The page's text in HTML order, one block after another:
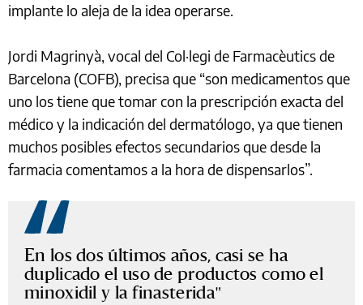
implante lo aleja de la idea operarse.
Jordi Magrinyà, vocal del Col·legi de Farmacèutics de
Barcelona (COFB), precisa que “son medicamentos que
uno los tiene que tomar con la prescripción exacta del
médico y la indicación del dermatólogo, ya que tienen
muchos posibles efectos secundarios que desde la
farmacia comentamos a la hora de dispensarlos”.
En los dos últimos años, casi se ha
duplicado el uso de productos como el
minoxidil y la finasterida